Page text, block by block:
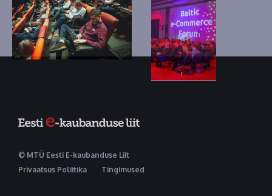
© MTÜ Eesti E-kaubanduse Liit
Privaatsus Poliitika
Tingimused